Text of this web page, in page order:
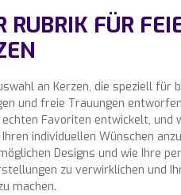
FÜR
an Kerzen, die speziell für
und freie Trauungen
Favoriten entwickelt, und
individuellen Wünschen
Designs und wie Ihre
zu verwirklichen und
machen.